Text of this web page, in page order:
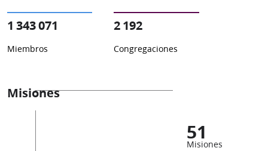
1 343 071
Miembros
2 192
Congregaciones
Misiones
51
Misiones